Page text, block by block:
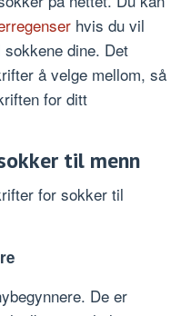
hvis du vil
dine. Det
å velge mellom, så
for ditt
til menn
for sokker til
De er